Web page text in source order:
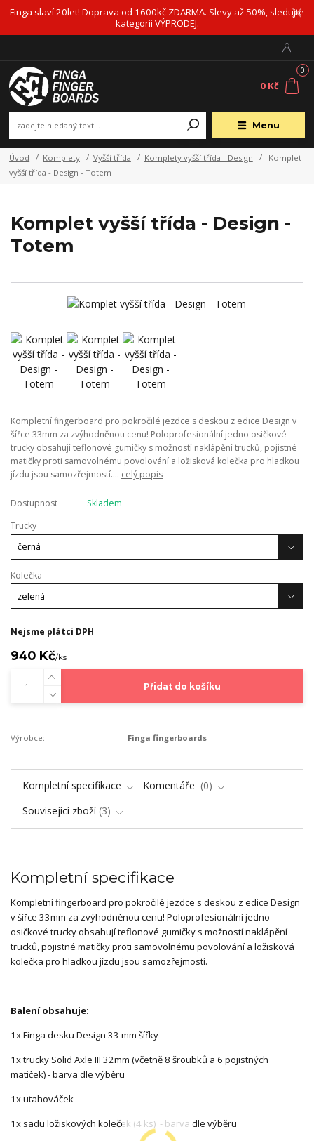
Finga slaví 20let! Doprava od 1600kč ZDARMA. Slevy až 50%, sledujte
kategorii VÝPRODEJ.
Menu
0
0 Kč
Úvod Komplety Vyšší třída Komplety vyšší třída - Design
Komplet
vyšší třída - Design - Totem
Komplet vyšší třída - Design -
Totem
Kompletní fingerboard pro pokročilé jezdce s deskou z edice Design v
šířce 33mm za zvýhodněnou cenu! Poloprofesionální jedno osičkové
trucky obsahují teflonové gumičky s možností naklápění trucků, pojistné
matičky proti samovolnému povolování a ložisková kolečka pro hladkou
jízdu jsou samozřejmostí.... celý popis
Dostupnost
Skladem
Trucky
Kolečka
Nejsme plátci DPH
940 Kč/ks
Přidat do košíku
Výrobce: Finga fingerboards
Kompletní specifikace Komentáře
0
Související zboží 3
Kompletní specifikace
Kompletní fingerboard pro pokročilé jezdce s deskou z edice Design
v šířce 33mm za zvýhodněnou cenu! Poloprofesionální jedno
osičkové trucky obsahují teflonové gumičky s možností naklápění
trucků, pojistné matičky proti samovolnému povolování a ložisková
kolečka pro hladkou jízdu jsou samozřejmostí.
Balení obsahuje:
1x Finga desku Design 33 mm šířky
1x trucky Solid Axle III 32mm (včetně 8 šroubků a 6 pojistných
matiček) - barva dle výběru
1x utahováček
1x sadu ložiskových koleček (4 ks) - barva dle výběru